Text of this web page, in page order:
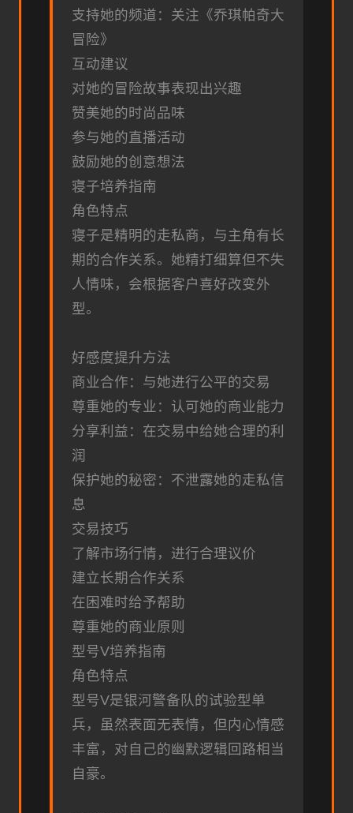
支持她的频道：关注《乔琪帕奇大
冒险》
互动建议
对她的冒险故事表现出兴趣
赞美她的时尚品味
参与她的直播活动
鼓励她的创意想法
寝子培养指南
角色特点
寝子是精明的走私商，与主角有长
期的合作关系。她精打细算但不失
人情味，会根据客户喜好改变外
型。
好感度提升方法
商业合作：与她进行公平的交易
尊重她的专业：认可她的商业能力
分享利益：在交易中给她合理的利
润
保护她的秘密：不泄露她的走私信
息
交易技巧
了解市场行情，进行合理议价
建立长期合作关系
在困难时给予帮助
尊重她的商业原则
型号V培养指南
角色特点
型号V是银河警备队的试验型单
兵，虽然表面无表情，但内心情感
丰富，对自己的幽默逻辑回路相当
自豪。